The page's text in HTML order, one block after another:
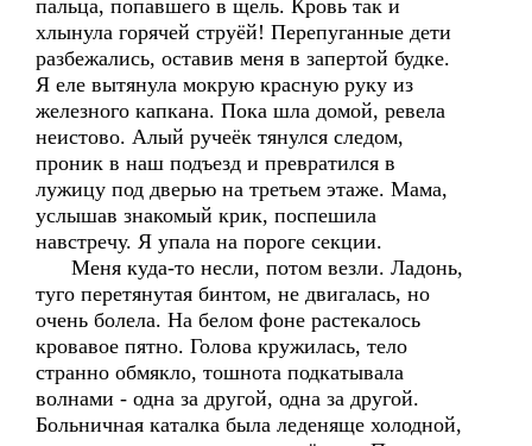
пальца, попавшего в щель. Кровь так и
хлынула горячей струёй! Перепуганные дети
разбежались, оставив меня в запертой будке.
Я еле вытянула мокрую красную руку из
железного капкана. Пока шла домой, ревела
неистово. Алый ручеёк тянулся следом,
проник в наш подъезд и превратился в
лужицу под дверью на третьем этаже. Мама,
услышав знакомый крик, поспешила
навстречу. Я упала на пороге секции.
Меня куда-то несли, потом везли. Ладонь,
туго перетянутая бинтом, не двигалась, но
очень болела. На белом фоне растекалось
кровавое пятно. Голова кружилась, тело
странно обмякло, тошнота подкатывала
волнами - одна за другой, одна за другой.
Больничная каталка была леденяще холодной,